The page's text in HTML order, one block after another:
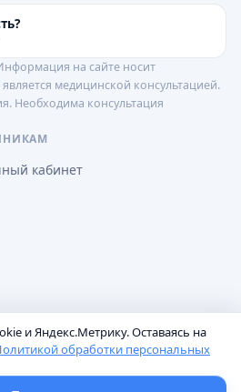
на сайте носит
медицинской консультацией.
Необходима консультация
кабинет
данных
и Яндекс.Метрику. Оставаясь на
обработки персональных